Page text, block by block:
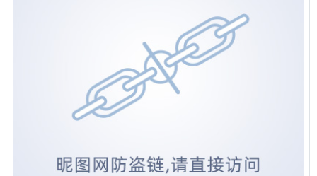
corazón". En la reunión, los representantes de los miembros del
partido contaron historias de calidad que ocurren en el trabajo
diario, a través de casos e historias vívidas de calidad, todos los
miembros del partido se dieron cuenta profundamente de los
profundos significados de "la calidad va conmigo" y "la calidad está
relacionada contigo y conmigo", y a través de esta actividad de
ejemplo en la conciencia de calidad y la calidad está en mi